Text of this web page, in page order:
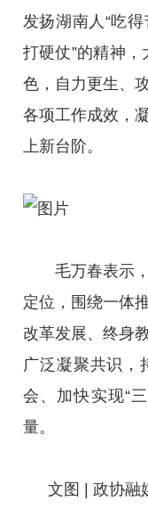
发扬湖南人“吃
打硬仗”的精神，
色，自力更生、
各项工作成效，
上新台阶。
毛万春表示
定位，围绕一体
改革发展、终身
广泛凝聚共识，
会、加快实现“
量。
文图 | 政协融